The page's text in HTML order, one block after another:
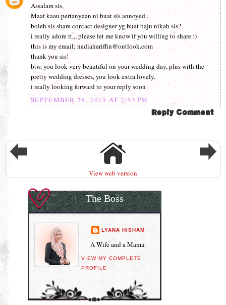
Assalam sis,
Maaf kaau pertanyaan ni buat sis annoyed...
boleh sis share contact designer yg buat baju nikah sis?
i really adore it,,, please let me know if you willing to share :)
this is my email; nadiahariffin@outlook.com
thank you sis!
btw, you look very beautiful on your wedding day, plus with the
pretty wedding dresses, you look extra lovely.
i really looking forward to your reply soon
SEPTEMBER 29, 2015 AT 2:53 PM
View web version
The Boss
LYANA HISHAM
A Wife and a Mama.
VIEW MY COMPLETE
PROFILE